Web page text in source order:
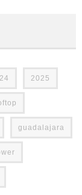
2025
guadalajara